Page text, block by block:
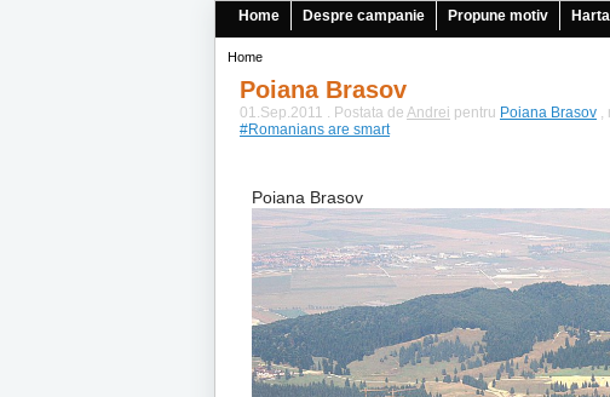
Home Despre campanie Propune motiv
Home
Poiana Brasov
01.Sep.2011 . Postata de Andrei pentru Poiana Brasov ,
#Romanians are smart
Poiana Brasov